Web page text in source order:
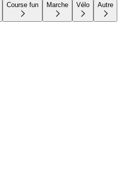
Course fun Marche Vélo Autre